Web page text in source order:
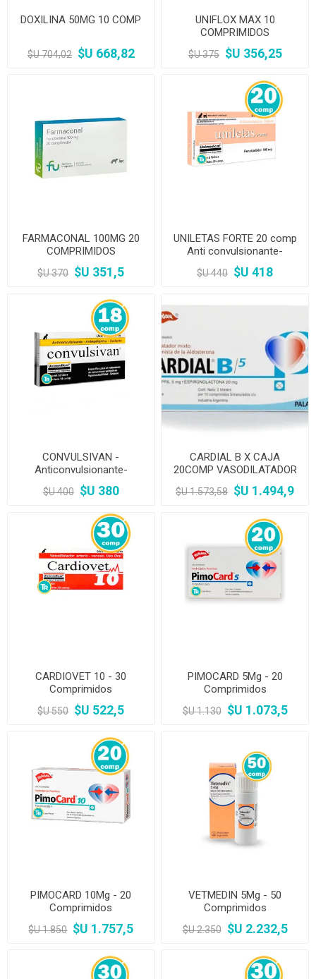
DOXILINA 50MG 10 COMP
$U 704,02 $U 668,82
UNIFLOX MAX 10
COMPRIMIDOS
$U 375 $U 356,25
FARMACONAL 100MG 20
COMPRIMIDOS
$U 370 $U 351,5
UNILETAS FORTE 20 comp
Anti convulsionante-
Sedante
$U 440 $U 418
CONVULSIVAN -
Anticonvulsionante-
Antiepileptico- Sedante 18
Comp
$U 400 $U 380
CARDIAL B X CAJA
20COMP VASODILATADOR
MIXTO Y PROTECTOR
CARDÍACO
$U 1.573,58 $U 1.494,9
CARDIOVET 10 - 30
Comprimidos
$U 550 $U 522,5
PIMOCARD 5Mg - 20
Comprimidos
$U 1.130 $U 1.073,5
PIMOCARD 10Mg - 20
Comprimidos
$U 1.850 $U 1.757,5
VETMEDIN 5Mg - 50
Comprimidos
$U 2.350 $U 2.232,5